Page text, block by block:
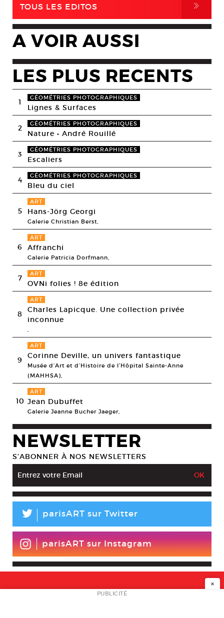
TOUS LES EDITOS ,
A VOIR AUSSI
LES PLUS RECENTS
1 GÉOMÉTRIES PHOTOGRAPHIQUES
Lignes & Surfaces
2 GÉOMÉTRIES PHOTOGRAPHIQUES
Nature • André Rouillé
3 GÉOMÉTRIES PHOTOGRAPHIQUES
Escaliers
4 GÉOMÉTRIES PHOTOGRAPHIQUES
Bleu du ciel
5
ART
Hans-Jörg Georgi
Galerie Christian Berst,
6
ART
Affranchi
Galerie Patricia Dorfmann,
7 ART
OVNi folies ! 8e édition
8
ART
Charles Lapicque. Une collection privée
inconnue
,
9
ART
Corinne Deville, un univers fantastique
Musée d’Art et d’Histoire de l’Hôpital Sainte-Anne
(MAHHSA),
10
ART
Jean Dubuffet
Galerie Jeanne Bucher Jaeger,
NEWSLETTER
S’ABONNER À NOS NEWSLETTERS
L parisART sur Twitter
parisART sur Instagram
NEWSLETTER
×
PUBLICITÉ